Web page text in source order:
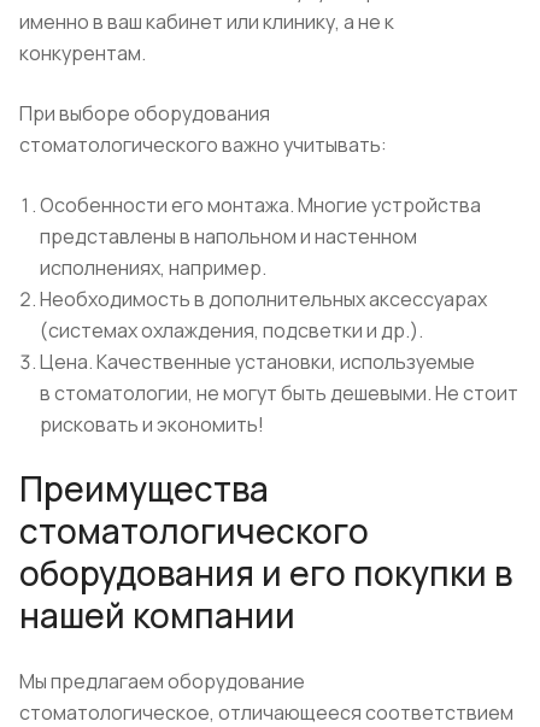
именно в ваш кабинет или клинику, а не к
конкурентам.
При выборе оборудования
стоматологического важно учитывать:
Особенности его монтажа. Многие устройства
представлены в напольном и настенном
исполнениях, например.
Необходимость в дополнительных аксессуарах
(системах охлаждения, подсветки и др.).
Цена. Качественные установки, используемые
в стоматологии, не могут быть дешевыми. Не стоит
рисковать и экономить!
Преимущества
стоматологического
оборудования и его покупки в
нашей компании
Мы предлагаем оборудование
стоматологическое, отличающееся соответствием